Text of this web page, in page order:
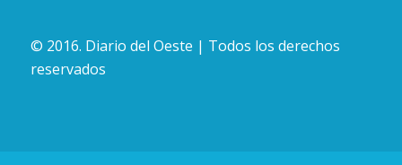
© 2016. Diario del Oeste | Todos los derechos
reservados